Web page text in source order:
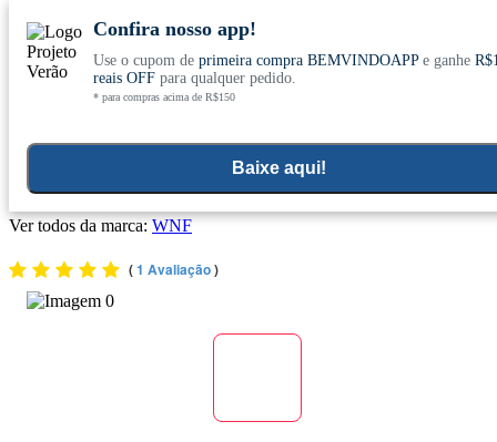
Conheça nosso site novo! E comemore com 0
Confira nosso app!
Use o cupom de primeira compra BEMVINDOAPPe ganhe
reais OFFpara qualquer pedido.
* para compras acima de R$150
Baixe aqui!
Óleo de Massagem Relaxante 120ml - Wnf
Ver todos da marca: WNF
(1 Avaliação)